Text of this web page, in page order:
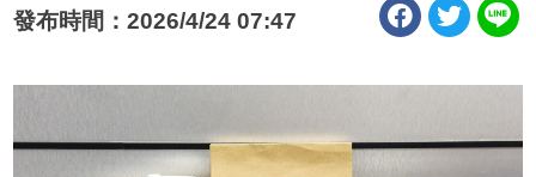
發布時間：2026/4/24 07:47